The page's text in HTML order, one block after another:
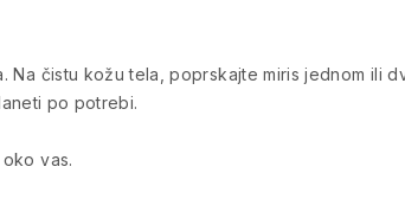
čistu kožu tela, poprskajte miris jednom ili
po potrebi.
vas.